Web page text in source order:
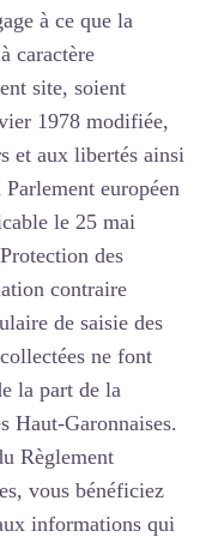
à ce que la
caractère
site, soient
1978 modifiée,
et aux libertés ainsi
européen
le 25 mai
des
contraire
de saisie des
ne font
la part de la
Haut-Garonnaises.
Règlement
vous bénéficiez
informations qui